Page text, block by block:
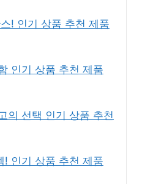
! 인기 상품 추천 제품
인기 상품 추천 제품
의 선택 인기 상품 추천
! 인기 상품 추천 제품